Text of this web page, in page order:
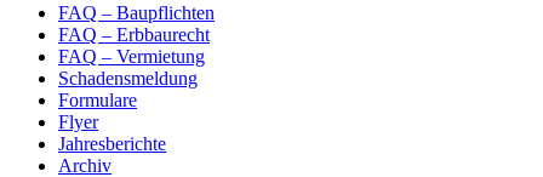
FAQ – Baupflichten
FAQ – Erbbaurecht
FAQ – Vermietung
Schadensmeldung
Formulare
Flyer
Jahresberichte
Archiv